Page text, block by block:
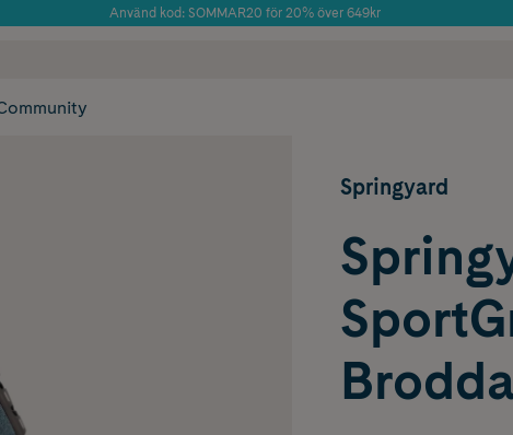
Använd kod: SOMMAR20 för 20% över 649kr
Springyard